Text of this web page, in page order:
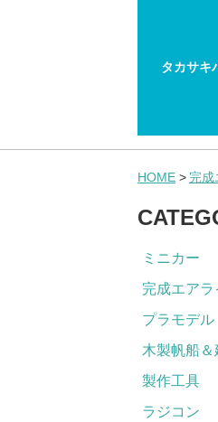
タカサキ
HOME 完成
ミニカー
完成エアラ
プラモデル
木製帆船＆
製作工具
ラジコン